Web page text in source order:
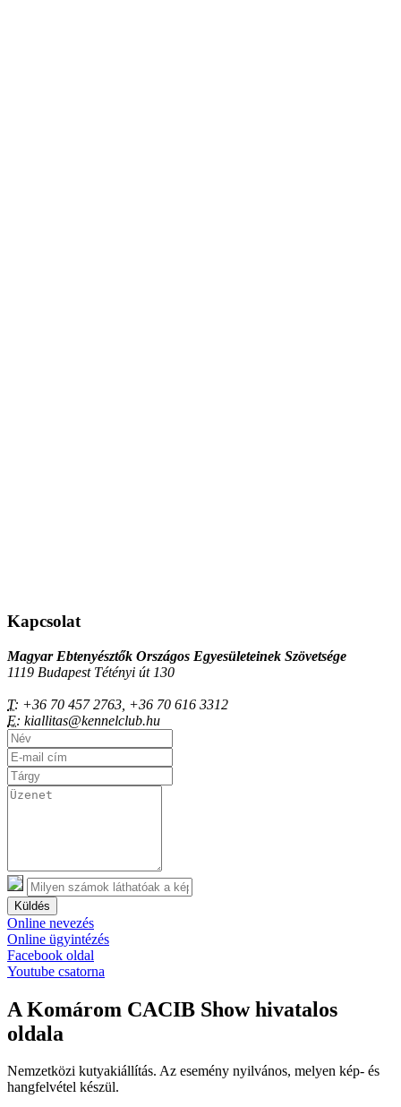
Kapcsolat
Magyar Ebtenyésztők Országos Egyesületeinek Szövetsége
1119 Budapest Tétényi út 130
T: +36 70 457 2763, +36 70 616 3312
E: kiallitas@kennelclub.hu
Küldés
Online nevezés
Online ügyintézés
Facebook oldal
Youtube csatorna
A Komárom CACIB Show hivatalos
oldala
Nemzetközi kutyakiállítás. Az esemény nyilvános, melyen kép- és
hangfelvétel készül.